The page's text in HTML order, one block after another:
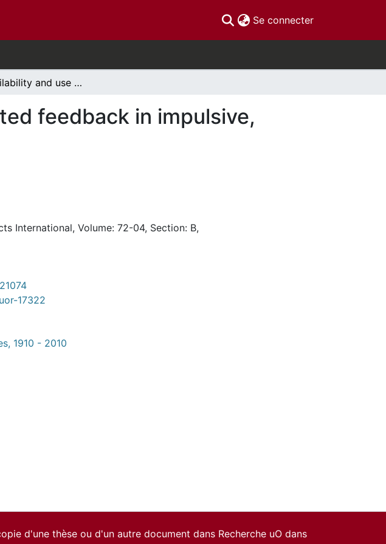
Se connecter(current)
The availability and use of self mediated feedback in impulsive, moderate and reflective children
feedback in impulsive,
International, Volume: 72-04, Section: B,
17322
1910 - 2010
d'une thèse ou d'un autre document dans Recherche uO dans